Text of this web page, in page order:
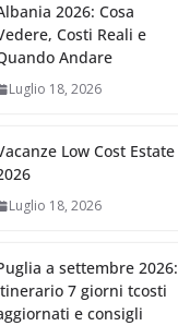
2026: Cosa
Costi Reali e
Andare
Luglio 18, 2026
Low Cost Estate
Luglio 18, 2026
a settembre 2026:
7 giorni tcosti
e consigli